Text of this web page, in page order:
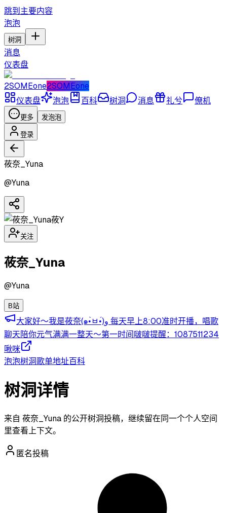
跳到主要内容
泡泡
树洞
消息
仪表盘
2SOMEone2SOMEone
仪表盘
泡泡 百科 树洞 消息 礼兮 僚机
更多 发泡泡
登录
莜奈_Yuna
@Yuna
莜Y
关注
莜奈_Yuna
@Yuna
B站
大家好～我是莜奈(๑•̀ㅂ•́)و 每天早上8:00准时开播，唱歌
聊天陪你元气满满一整天～第一时间啵啵提醒：1087511234
啾咪
泡泡树洞歌单地址百科
树洞详情
来自 莜奈_Yuna 的公开树洞投稿，继续留在同一个个人空间
里查看上下文。
匿名投稿